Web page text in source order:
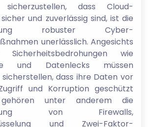
dass Cloud-
und zuverlässig sind, ist die
robuster Cyber-
unerlässlich. Angesichts
Sicherheitsbedrohungen wie
und Datenlecks müssen
dass ihre Daten vor
und Korruption geschützt
unter anderem die
von Firewalls,
und Zwei-Faktor-